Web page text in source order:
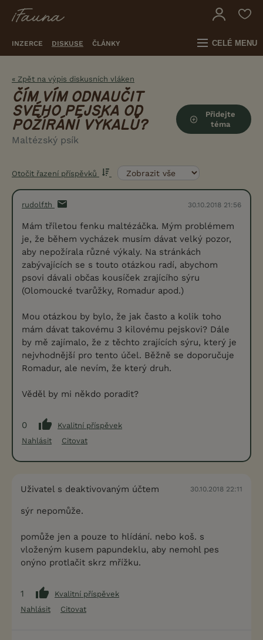
INZERCE DISKUSE ČLÁNKY CELÉ MENU
« Zpět na výpis diskusních vláken
ČÍM VÍM ODNAUČIT
SVÉHO PEJSKA OD
POŽÍRÁNÍ VÝKALŮ?
Maltézský psík
Přidejte
téma
Otočit řazení příspěvků
rudolf.th 30.10.2018 21:56
Mám tříletou fenku maltézáčka. Mým problémem
je, že během vycházek musím dávat velký pozor,
aby nepožírala různé výkaly. Na stránkách
zabývajících se s touto otázkou radí, abychom
psovi dávali občas kousíček zrajícího sýru
(Olomoucké tvarůžky, Romadur apod.)
Mou otázkou by bylo, že jak často a kolik toho
mám dávat takovému 3 kilovému pejskovi? Dále
by mě zajímalo, že z těchto zrajících sýru, který je
nejvhodnější pro tento účel. Běžně se doporučuje
Romadur, ale nevím, že který druh.
Věděl by mi někdo poradit?
0
Kvalitní příspěvek
Nahlásit
Citovat
Uživatel s deaktivovaným účtem 30.10.2018 22:11
sýr nepomůže.
pomůže jen a pouze to hlídání. nebo koš. s
vloženým kusem papundeklu, aby nemohl pes
onýno protlačit skrz mřížku.
1
Kvalitní příspěvek
Nahlásit
Citovat